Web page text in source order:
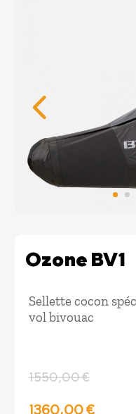
Ozone BV1
Sellette cocon
vol bivouac
1550,00€
Le
1360,00€Le